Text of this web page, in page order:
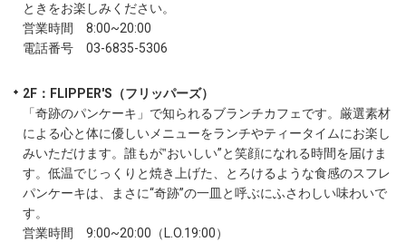
ときをお楽しみください。
営業時間 8:00~20:00
電話番号 03-6835-5306
2F：FLIPPER'S（フリッパーズ）
「奇跡のパンケーキ」で知られるブランチカフェです。厳選素材
による心と体に優しいメニューをランチやティータイムにお楽し
みいただけます。誰もが‟おいしい”と笑顔になれる時間を届けま
す。低温でじっくりと焼き上げた、とろけるような食感のスフレ
パンケーキは、まさに“奇跡”の一皿と呼ぶにふさわしい味わいで
す。
営業時間 9:00~20:00（L.O.19:00）